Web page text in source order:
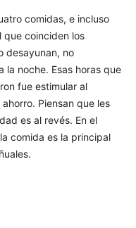
comidas, e incluso
que coinciden los
desayunan, no
la noche. Esas horas que
fue estimular al
Piensan que les
es al revés. En el
comida es la principal